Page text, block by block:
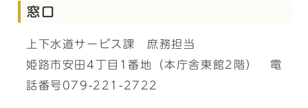
窓口
上下水道サービス課 庶務担当
姫路市安田4丁目1番地（本庁舎東館2階） 電
話番号079-221-2722